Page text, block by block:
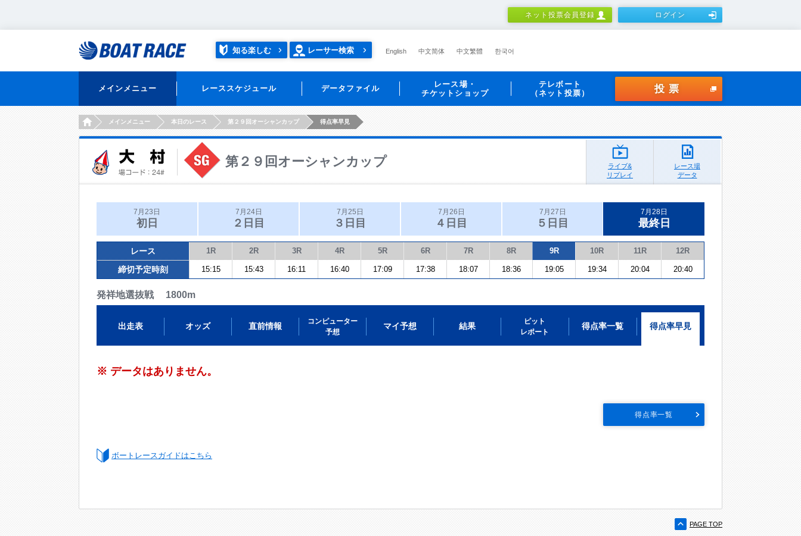
ネット投票会員登録 ログイン
知る楽しむ レーサー検索 English 中文简体 中文繁體 한국어
メインメニュー レーススケジュール データファイル
レース場・
チケットショップ
テレボート
（ネット投票）
投票
HOMEメインメニュー 本日のレース 第２９回オーシャンカップ 得点率早見
第２９回オーシャンカップ
ライブ&
リプレイ
レース場
データ
7月23日
初日
7月24日
２日目
7月25日
３日目
7月26日
４日目
7月27日
５日目
7月28日
最終日
レース 1R 2R 3R 4R 5R 6R 7R 8R 9R 10R 11R 12R
締切予定時刻 15:15 15:43 16:11 16:40 17:09 17:38 18:07 18:36 19:05 19:34 20:04 20:40
発祥地選抜戦 1800m
出走表 オッズ 直前情報
コンピューター
予想
マイ予想 結果
ピット
レポート
得点率一覧 得点率早見
※ データはありません。
得点率一覧
ボートレースガイドはこちら
PAGE TOP